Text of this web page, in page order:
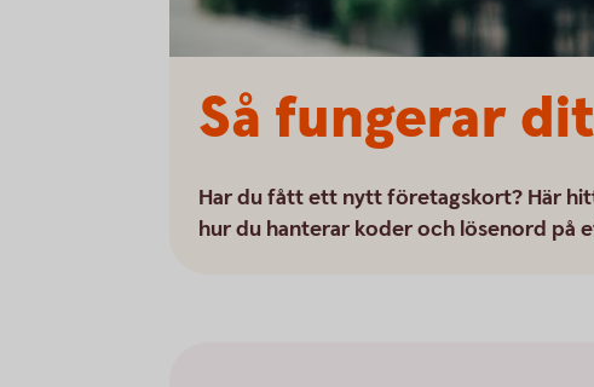
Så fungerar
Har du fått ett nytt företagskort? Här
hur du hanterar koder och lösenord på